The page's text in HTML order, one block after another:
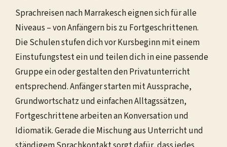
Sprachreisen nach Marrakesch eignen sich für alle
Niveaus – von Anfängern bis zu Fortgeschrittenen.
Die Schulen stufen dich vor Kursbeginn mit einem
Einstufungstest ein und teilen dich in eine passende
Gruppe ein oder gestalten den Privatunterricht
entsprechend. Anfänger starten mit Aussprache,
Grundwortschatz und einfachen Alltagssätzen,
Fortgeschrittene arbeiten an Konversation und
Idiomatik. Gerade die Mischung aus Unterricht und